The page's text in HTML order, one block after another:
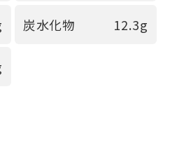
炭水化物 12.3g